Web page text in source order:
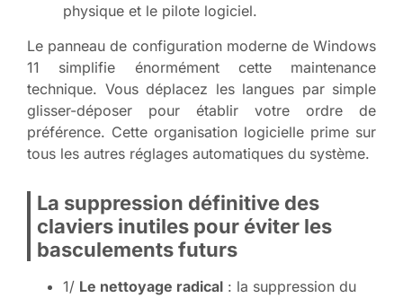
physique et le pilote logiciel.
Le panneau de configuration moderne de Windows
11 simplifie énormément cette maintenance
technique. Vous déplacez les langues par simple
glisser-déposer pour établir votre ordre de
préférence. Cette organisation logicielle prime sur
tous les autres réglages automatiques du système.
La suppression définitive des
claviers inutiles pour éviter les
basculements futurs
1/ Le nettoyage radical : la suppression du